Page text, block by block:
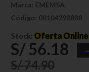
Marca: EMEMSA
Código: 00104290808
Stock:Oferta Online
S/ 56.18
S/74.90